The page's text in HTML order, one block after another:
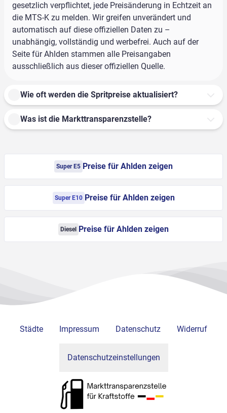
gesetzlich verpflichtet, jede Preisänderung in Echtzeit an
die MTS-K zu melden. Wir greifen unverändert und
automatisch auf diese offiziellen Daten zu –
unabhängig, vollständig und werbefrei. Auch auf der
Seite für Ahlden stammen alle Preisangaben
ausschließlich aus dieser offiziellen Quelle.
Wie oft werden die Spritpreise aktualisiert?
Was ist die Markttransparenzstelle?
Super E5 Preise für Ahlden zeigen
Super E10 Preise für Ahlden zeigen
Diesel Preise für Ahlden zeigen
Städte Impressum Datenschutz Widerruf
Datenschutzeinstellungen